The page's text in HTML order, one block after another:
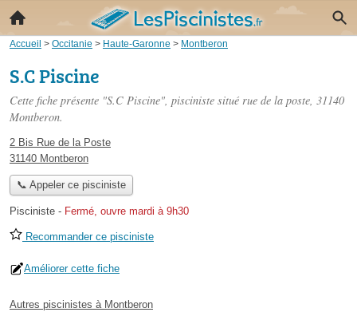
Accueil > Occitanie > Haute-Garonne > Montberon
S.C Piscine
Cette fiche présente "S.C Piscine", pisciniste situé rue de la poste, 31140
Montberon.
2 Bis Rue de la Poste
31140 Montberon
📞 Appeler ce pisciniste
Pisciniste - Fermé, ouvre mardi à 9h30
Recommander ce pisciniste
Améliorer cette fiche
Autres piscinistes à Montberon